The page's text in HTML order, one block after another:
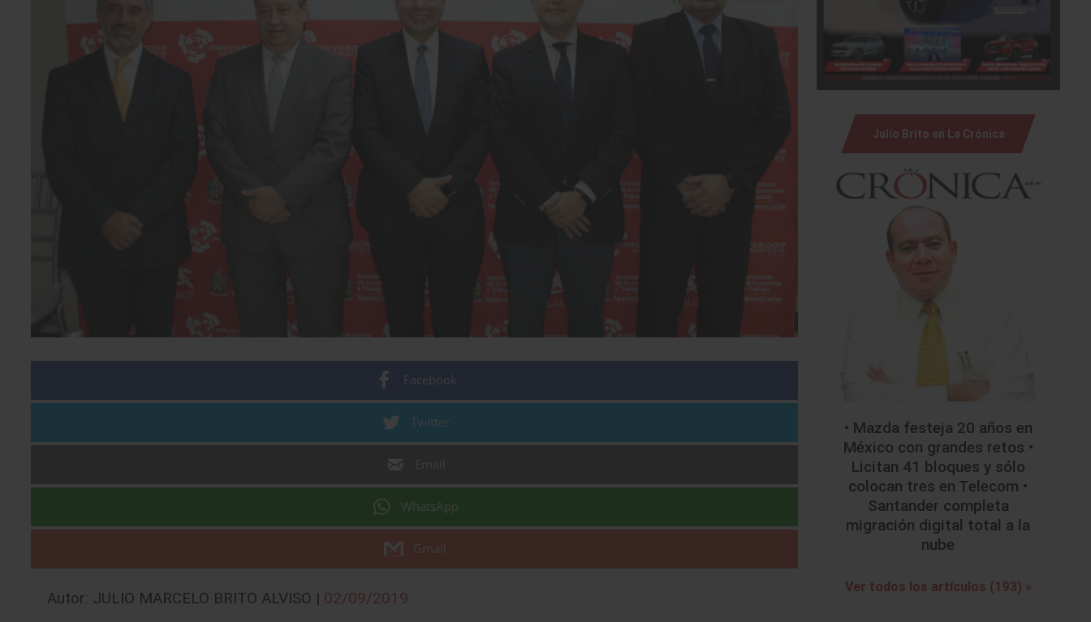
Facebook
Twitter
WhatsApp
Gmail
Autor: JULIO MARCELO BRITO ALVISO | 02/09/2019
Julio Brito en La Crónica
• Mazda festeja 20 años en
México con grandes retos •
Licitan 41 bloques y sólo
colocan tres en Telecom •
Santander completa
migración digital total a la
nube
Ver todos los artículos (193) »